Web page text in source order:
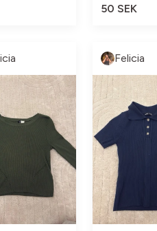
50 SEK
Felicia